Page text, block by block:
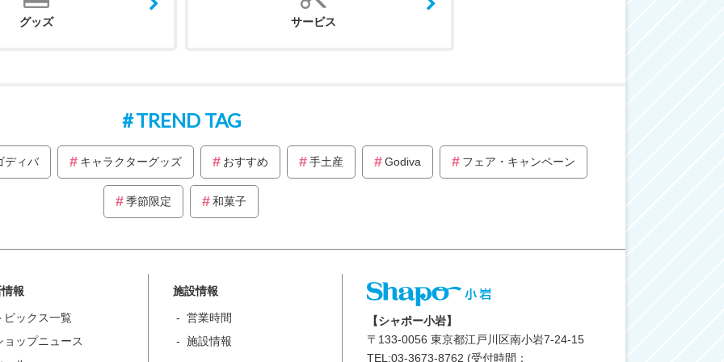
グッズ サービス
TREND TAG
ディバ キャラクターグッズ おすすめ 手土産 Godiva フェア・キャンペーン
季節限定 和菓子
報
ピックス一覧
ョップニュース
施設情報
営業時間
施設情報
【シャポー小岩】
〒 133-0056 東京都江戸川区南小岩7-24-15
TEL:03-3673-8762 (受付時間：